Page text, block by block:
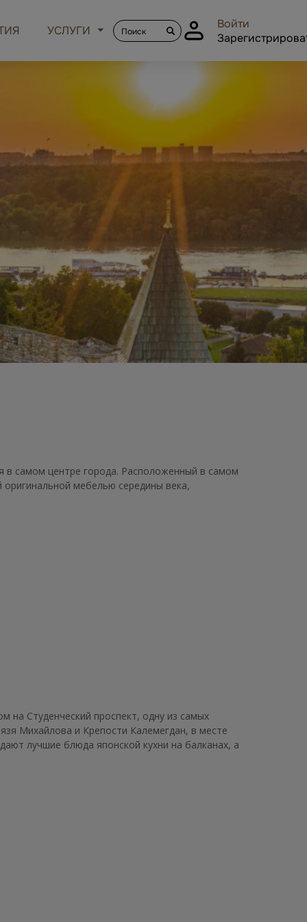
УСЛУГИ
Войти
в самом центре города. Расположенный в самом
мебелью середины века,
на Студенческий проспект, одну из самых
Михайлова и Крепости Калемегдан, в месте
лучшие блюда японской кухни на балканах, а